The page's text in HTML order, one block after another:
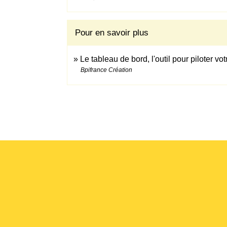
Pour en savoir plus
Le tableau de bord, l'outil pour piloter
Bpifrance Création